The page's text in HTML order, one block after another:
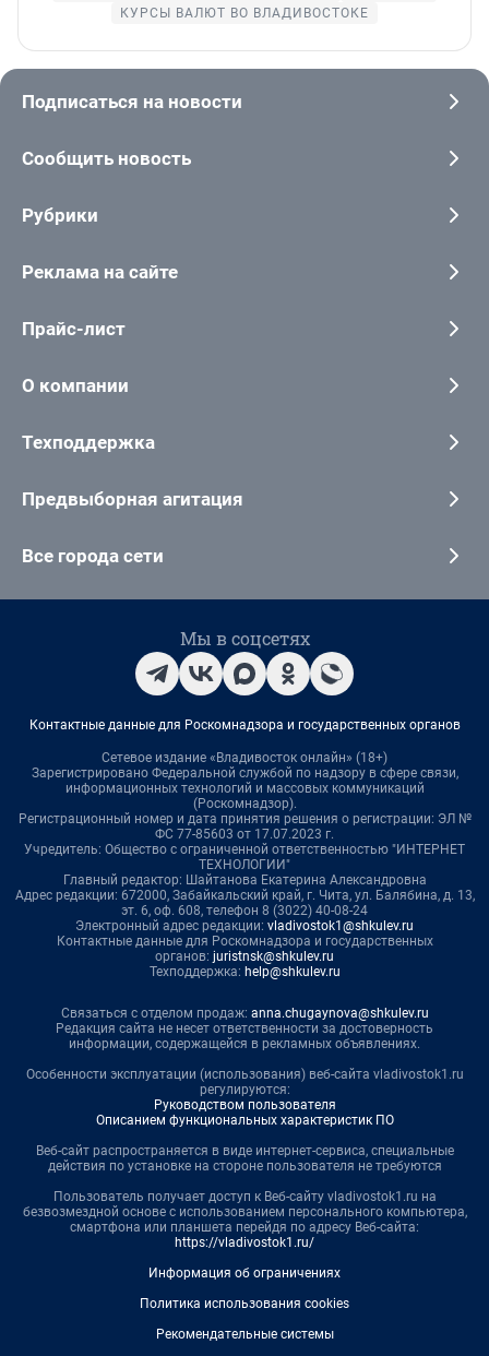
КУРСЫ ВАЛЮТ ВО ВЛАДИВОСТОКЕ
Подписаться на новости
Сообщить новость
Рубрики
Реклама на сайте
Прайс-лист
О компании
Техподдержка
Предвыборная агитация
Все города сети
Мы в соцсетях
Контактные данные для Роскомнадзора и государственных органов
Сетевое издание «Владивосток онлайн» (18+)
Зарегистрировано Федеральной службой по надзору в сфере связи,
информационных технологий и массовых коммуникаций
(Роскомнадзор).
Регистрационный номер и дата принятия решения о регистрации: ЭЛ №
ФС 77-85603 от 17.07.2023 г.
Учредитель: Общество с ограниченной ответственностью "ИНТЕРНЕТ
ТЕХНОЛОГИИ"
Главный редактор: Шайтанова Екатерина Александровна
Адрес редакции: 672000, Забайкальский край, г. Чита, ул. Балябина, д. 13,
эт. 6, оф. 608, телефон 8 (3022) 40-08-24
Электронный адрес редакции: vladivostok1@shkulev.ru
Контактные данные для Роскомнадзора и государственных
органов: juristnsk@shkulev.ru
Техподдержка: help@shkulev.ru
Связаться с отделом продаж: anna.chugaynova@shkulev.ru
Редакция сайта не несет ответственности за достоверность
информации, содержащейся в рекламных объявлениях.
Особенности эксплуатации (использования) веб-сайта vladivostok1.ru
регулируются:
Руководством пользователя
Описанием функциональных характеристик ПО
Веб-сайт распространяется в виде интернет-сервиса, специальные
действия по установке на стороне пользователя не требуются
Пользователь получает доступ к Веб-сайту vladivostok1.ru на
безвозмездной основе с использованием персонального компьютера,
смартфона или планшета перейдя по адресу Веб-сайта:
https://vladivostok1.ru/
Информация об ограничениях
Политика использования cookies
Рекомендательные системы